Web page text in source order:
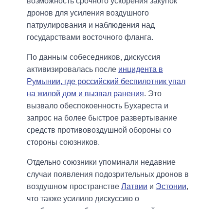
дронов для усиления воздушного
патрулирования и наблюдения над
государствами восточного фланга.
По данным собеседников, дискуссия
активизировалась после инцидента в
Румынии, где российский беспилотник упал
на жилой дом и вызвал ранения. Это
вызвало обеспокоенность Бухареста и
запрос на более быстрое развертывание
средств противовоздушной обороны со
стороны союзников.
Отдельно союзники упоминали недавние
случаи появления подозрительных дронов в
воздушном пространстве Латвии и Эстонии,
что также усилило дискуссию о